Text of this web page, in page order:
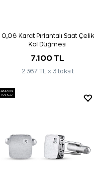
0,06 Karat Pırlantalı Saat Çelik
Kol Düğmesi
7.100 TL
2.367 TL x 3 taksit
AYNI GÜN
KARGO